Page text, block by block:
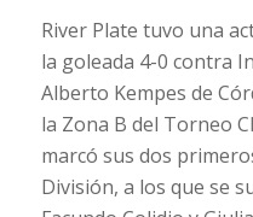
River Plate tuvo una
la goleada 4-0 contra
Alberto Kempes de
la Zona B del Torneo
marcó sus dos
División, a los que se